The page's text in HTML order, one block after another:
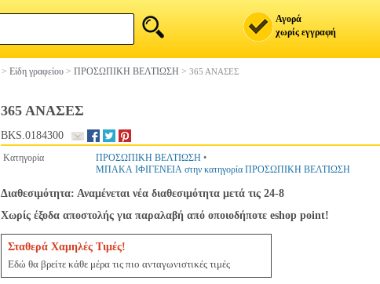
Αγορά
χωρίς εγγραφή
> Είδη γραφείου > ΠΡΟΣΩΠΙΚΗ ΒΕΛΤΙΩΣΗ > 365 ΑΝΑΣΕΣ
365 ΑΝΑΣΕΣ
BKS.0184300
Κατηγορία ΠΡΟΣΩΠΙΚΗ ΒΕΛΤΙΩΣΗ •
ΜΠΑΚΑ ΙΦΙΓΕΝΕΙΑ στην κατηγορία ΠΡΟΣΩΠΙΚΗ ΒΕΛΤΙΩΣΗ
Διαθεσιμότητα: Αναμένεται νέα διαθεσιμότητα μετά τις 24-8
Χωρίς έξοδα αποστολής για παραλαβή από οποιοδήποτε eshop point!
Σταθερά Χαμηλές Τιμές!
Εδώ θα βρείτε κάθε μέρα τις πιο ανταγωνιστικές τιμές